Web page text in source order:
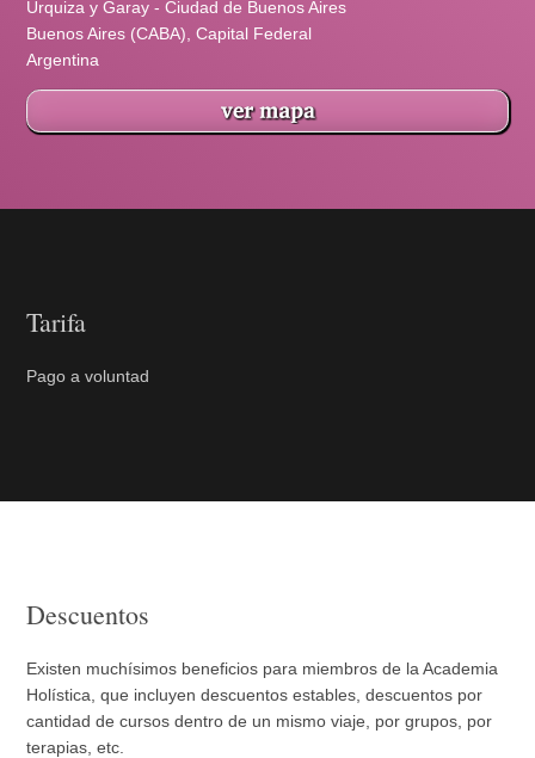
Urquiza y Garay - Ciudad de Buenos Aires
Buenos Aires (CABA), Capital Federal
Argentina
Tarifa
Pago a voluntad
Descuentos
Existen muchísimos beneficios para miembros de la Academia
Holística, que incluyen descuentos estables, descuentos por
cantidad de cursos dentro de un mismo viaje, por grupos, por
terapias, etc.